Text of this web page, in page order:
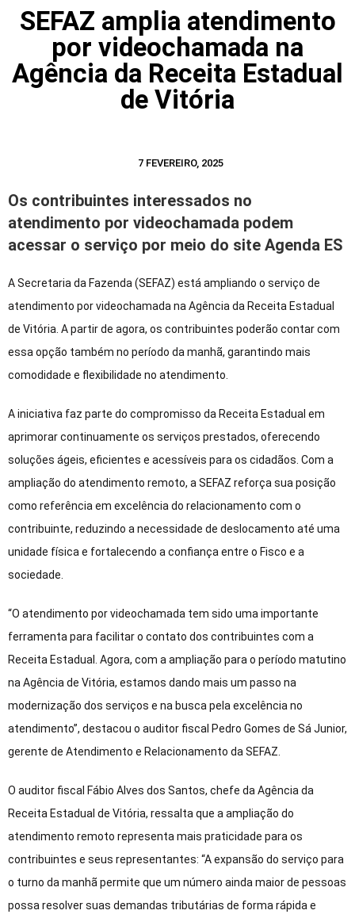
SEFAZ amplia atendimento
por videochamada na
Agência da Receita Estadual
de Vitória
7 FEVEREIRO, 2025
Os contribuintes interessados no
atendimento por videochamada podem
acessar o serviço por meio do site Agenda ES
A Secretaria da Fazenda (SEFAZ) está ampliando o serviço de
atendimento por videochamada na Agência da Receita Estadual
de Vitória. A partir de agora, os contribuintes poderão contar com
essa opção também no período da manhã, garantindo mais
comodidade e flexibilidade no atendimento.
A iniciativa faz parte do compromisso da Receita Estadual em
aprimorar continuamente os serviços prestados, oferecendo
soluções ágeis, eficientes e acessíveis para os cidadãos. Com a
ampliação do atendimento remoto, a SEFAZ reforça sua posição
como referência em excelência do relacionamento com o
contribuinte, reduzindo a necessidade de deslocamento até uma
unidade física e fortalecendo a confiança entre o Fisco e a
sociedade.
“O atendimento por videochamada tem sido uma importante
ferramenta para facilitar o contato dos contribuintes com a
Receita Estadual. Agora, com a ampliação para o período matutino
na Agência de Vitória, estamos dando mais um passo na
modernização dos serviços e na busca pela excelência no
atendimento”, destacou o auditor fiscal Pedro Gomes de Sá Junior,
gerente de Atendimento e Relacionamento da SEFAZ.
O auditor fiscal Fábio Alves dos Santos, chefe da Agência da
Receita Estadual de Vitória, ressalta que a ampliação do
atendimento remoto representa mais praticidade para os
contribuintes e seus representantes: “A expansão do serviço para
o turno da manhã permite que um número ainda maior de pessoas
possa resolver suas demandas tributárias de forma rápida e